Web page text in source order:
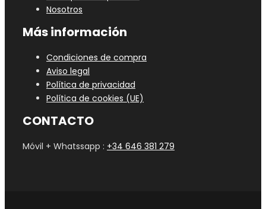
Nosotros
Más información
Condiciones de compra
Aviso legal
Política de privacidad
Política de cookies (UE)
CONTACTO
Móvil + Whatssapp : +34 646 381 279